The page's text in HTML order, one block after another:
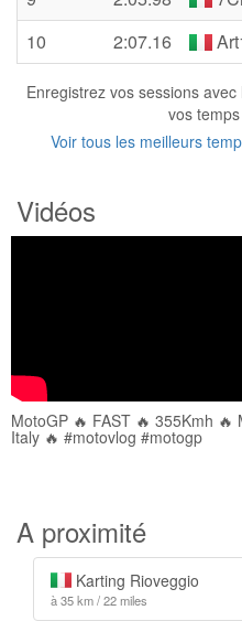
10
2:07.16
Enregistrez vos sessions
vos
Voir tous les meilleurs
Vidéos
MotoGP 🔥 FAST 🔥 355Kmh 🔥
Italy 🔥 #motovlog #motogp
A proximité
Karting Rioveggio
à 35 km / 22 miles